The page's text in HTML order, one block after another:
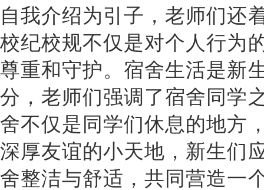
自我介绍为引子，老师们还
校纪校规不仅是对个人行为
尊重和守护。宿舍生活是新
分，老师们强调了宿舍同学
舍不仅是同学们休息的地方
深厚友谊的小天地，新生们
舍整洁与舒适，共同营造一